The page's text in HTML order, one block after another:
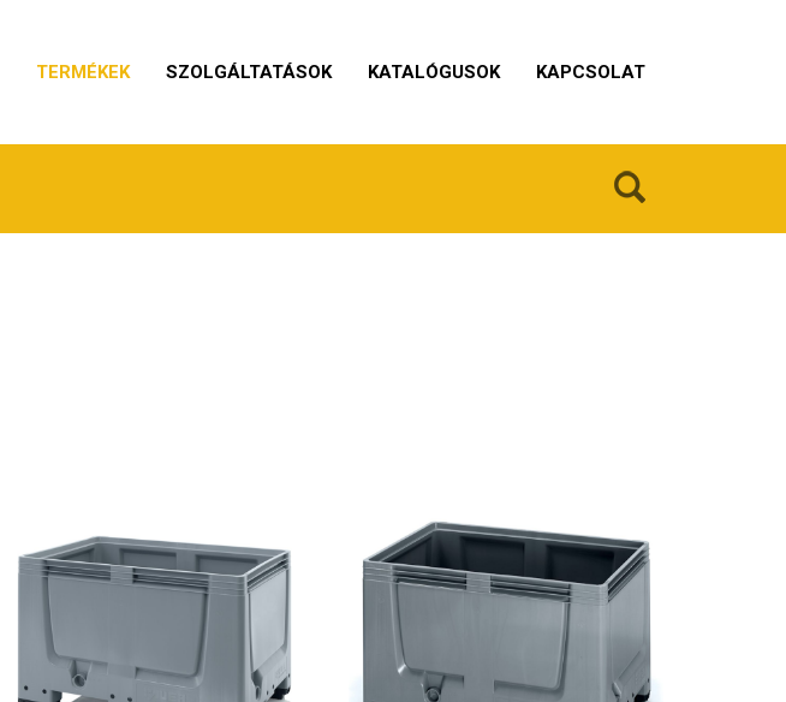
TERMÉKEK SZOLGÁLTATÁSOK KATALÓGUSOK KAPCSOLAT